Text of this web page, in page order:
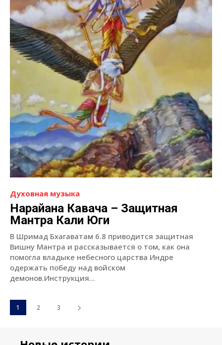
Духовная музыка
Нарайана Кавача – Защитная
Мантра Кали Юги
В Шримад Бхагаватам 6.8 приводится защитная
Вишну Мантра и рассказывается о том, как она
помогла владыке небесного царства Индре
одержать победу над войском
демонов.Инструкция...
1 2 3